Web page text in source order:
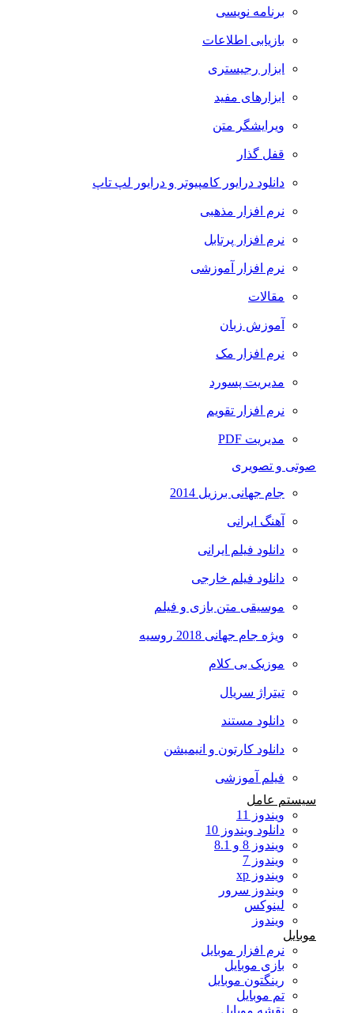
برنامه نویسی
بازیابی اطلاعات
ابزار رجیستری
ابزارهای مفید
ویرایشگر متن
قفل گذار
دانلود درایور کامپیوتر و درایور لپ تاپ
نرم افزار مذهبی
نرم افزار پرتابل
نرم افزار آموزشی
مقالات
آموزش زبان
نرم افزار مک
مدیریت پسورد
نرم افزار تقویم
مدیریت PDF
صوتی و تصویری
جام جهانی برزیل 2014
آهنگ ایرانی
دانلود فیلم ایرانی
دانلود فیلم خارجی
موسیقی متن بازی و فیلم
ویژه جام جهانی 2018 روسیه
موزیک بی کلام
تیتراژ سریال
دانلود مستند
دانلود کارتون و انیمیشن
فیلم آموزشی
سیستم عامل
ویندوز 11
دانلود ویندوز 10
ویندوز 8 و 8.1
ویندوز 7
ویندوز xp
ویندوز سرور
لینوکس
ویندوز
نرم افزار موبایل
بازی موبایل
رینگتون موبایل
تم موبایل
نقشه موبایل